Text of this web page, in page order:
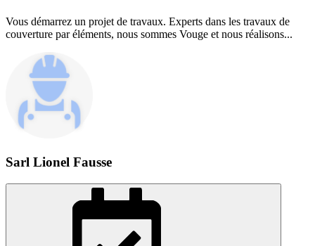
Vous démarrez un projet de travaux. Experts dans les travaux de
couverture par éléments, nous sommes Vouge et nous réalisons...
Sarl Lionel Fausse